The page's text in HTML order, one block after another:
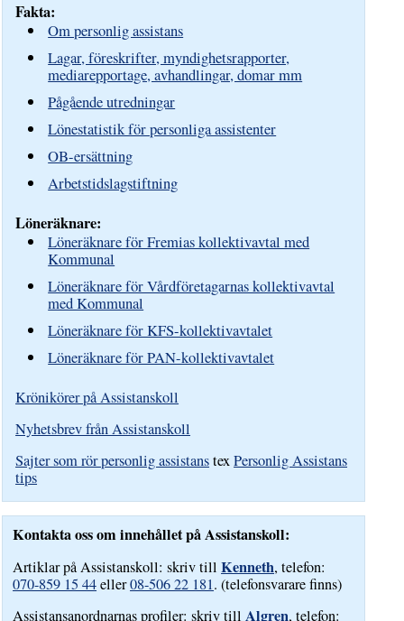
Fakta:
Om personlig assistans
Lagar, föreskrifter, myndighetsrapporter,
mediarepportage, avhandlingar, domar mm
Pågående utredningar
Lönestatistik för personliga assistenter
OB-ersättning
Arbetstidslagstiftning
Löneräknare:
Löneräknare för Fremias kollektivavtal med
Kommunal
Löneräknare för Vårdföretagarnas kollektivavtal
med Kommunal
Löneräknare för KFS-kollektivavtalet
Löneräknare för PAN-kollektivavtalet
Krönikörer på Assistanskoll
Nyhetsbrev från Assistanskoll
Sajter som rör personlig assistanstexPersonlig Assistans
tips
Kontakta oss om innehållet på Assistanskoll:
Artiklar på Assistanskoll: skriv tillKenneth, telefon:
070-859 15 44eller08-506 22 181. (telefonsvarare finns)
Assistansanordnarnas profiler: skriv tillAlgren, telefon: